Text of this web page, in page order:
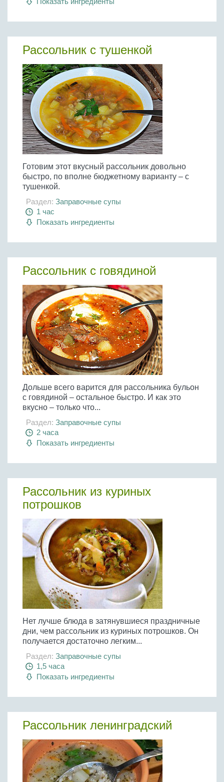
Рассольник с тушенкой
Готовим этот вкусный рассольник довольно
быстро, по вполне бюджетному варианту – с
тушенкой.
Раздел: Заправочные супы
1 час
Показать ингредиенты
Рассольник с говядиной
Дольше всего варится для рассольника бульон
с говядиной – остальное быстро. И как это
вкусно – только что...
Раздел: Заправочные супы
2 часа
Показать ингредиенты
Рассольник из куриных
потрошков
Нет лучше блюда в затянувшиеся праздничные
дни, чем рассольник из куриных потрошков. Он
получается достаточно легким...
Раздел: Заправочные супы
1,5 часа
Показать ингредиенты
Рассольник ленинградский